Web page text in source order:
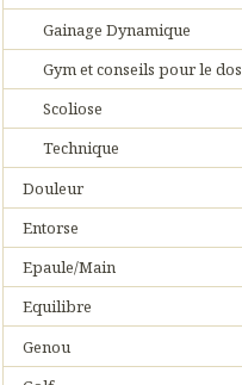
Gainage Dynamique
Gym et conseils pour le dos
Scoliose
Technique
Douleur
Entorse
Epaule/Main
Equilibre
Genou